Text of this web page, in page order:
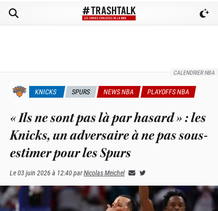
CALENDRIER NBA
KNICKS SPURS NEWS NBA PLAYOFFS NBA
« Ils ne sont pas là par hasard » : les
Knicks, un adversaire à ne pas sous-
estimer pour les Spurs
Le03 juin 2026 à 12:40parNicolas Meichel